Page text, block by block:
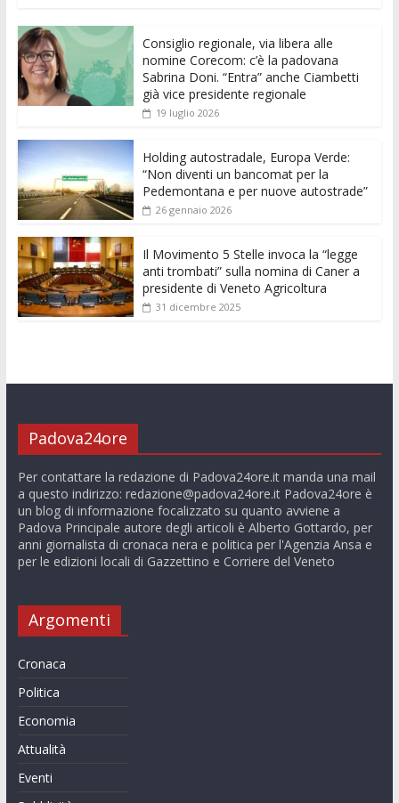
e
b
o
o
k
itt
er l
at
s
A
p
e
n
g
di
t
k
e
dI
n
di
vi
Consiglio regionale, via libera alle
nomine Corecom: c’è la padovana
Sabrina Doni. “Entra” anche Ciambetti
già vice presidente regionale
19 luglio 2026
Holding autostradale, Europa Verde:
“Non diventi un bancomat per la
Pedemontana e per nuove autostrade”
26 gennaio 2026
Il Movimento 5 Stelle invoca la “legge
anti trombati” sulla nomina di Caner a
presidente di Veneto Agricoltura
31 dicembre 2025
Padova24ore
Per contattare la redazione di Padova24ore.it manda una mail
a questo indirizzo: redazione@padova24ore.itPadova24ore è
un blog di informazione focalizzato su quanto avviene a
Padova Principale autore degli articoli è Alberto Gottardo, per
anni giornalista di cronaca nera e politica per l'Agenzia Ansa e
per le edizioni locali di Gazzettino e Corriere del Veneto
Argomenti
Cronaca
Politica
Economia
Attualità
Eventi